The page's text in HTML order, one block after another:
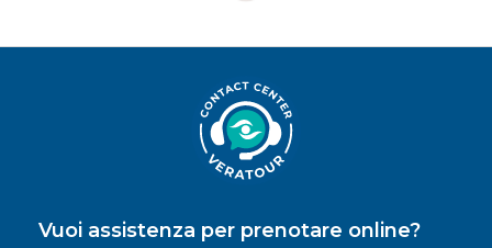
Vuoi assistenza per prenotare online?